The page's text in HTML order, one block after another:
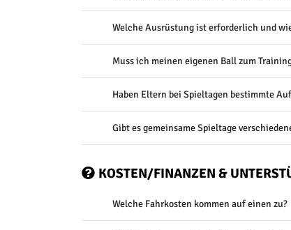
Welche Ausrüstung ist erforderlich und
Muss ich meinen eigenen Ball zum
Haben Eltern bei Spieltagen bestimmte
Gibt es gemeinsame Spieltage
KOSTEN/FINANZEN &
Welche Fahrkosten kommen auf einen zu?